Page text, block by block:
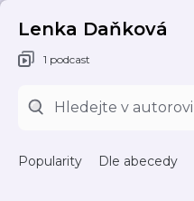
Lenka Daňková
1 podcast
Popularity Dle abecedy